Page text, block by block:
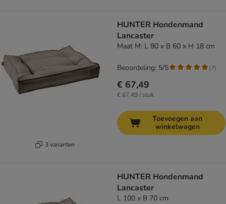
3 varianten
HUNTER Hondenmand
Lancaster
Maat M: L 80 x B 60 x H 18 cm
€ 67,49
€ 67,49 / stuk
Beoordeling: 5/5 (7)
Toevoegen aan
winkelwagen
HUNTER Hondenmand
Lancaster
L 100 x B 70 cm